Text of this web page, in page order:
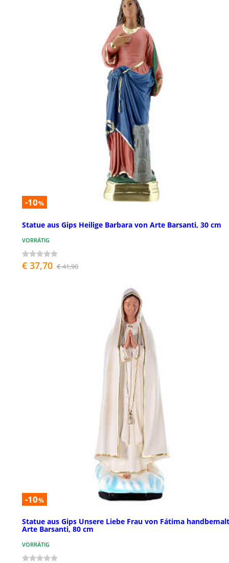
-10%
Statue aus Gips Heilige Barbara von Arte Barsanti, 30 cm
VORRÄTIG
€ 37,70 € 41,90
-10%
Statue aus Gips Unsere Liebe Frau von Fátima handbemalt
Arte Barsanti, 80 cm
VORRÄTIG